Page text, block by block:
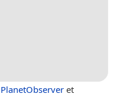
PlanetObserver et